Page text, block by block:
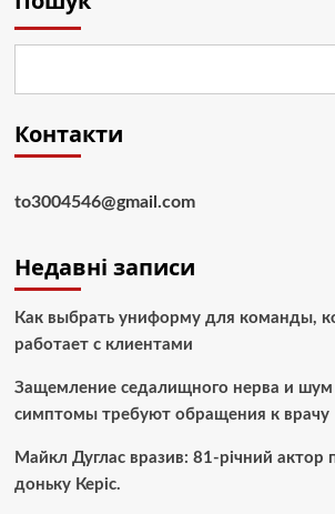
Контакти
to3004546@gmail.com
Недавні записи
Как выбрать униформу для команды,
работает с клиентами
Защемление седалищного нерва и шум
симптомы требуют обращения к врачу
Майкл Дуглас вразив: 81-річний актор
доньку Керіс.